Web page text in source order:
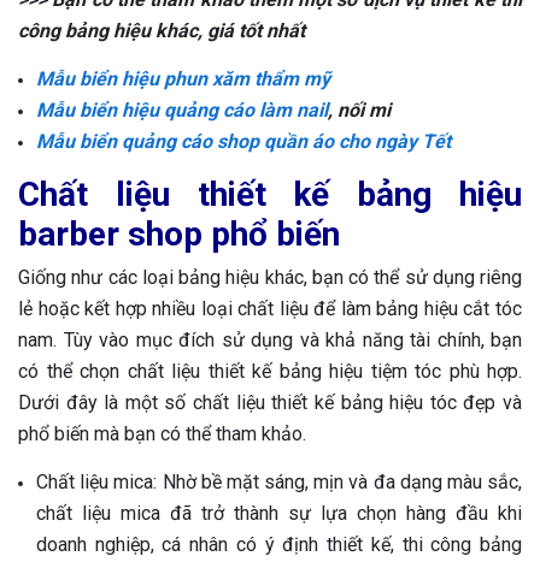
công bảng hiệu khác, giá tốt nhất
Mẫu biển hiệu phun xăm thẩm mỹ
Mẫu biển hiệu quảng cáo làm nail, nối mi
Mẫu biển quảng cáo shop quần áo cho ngày Tết
Chất liệu thiết kế bảng hiệu
barber shop phổ biến
Giống như các loại bảng hiệu khác, bạn có thể sử dụng riêng
lẻ hoặc kết hợp nhiều loại chất liệu để làm bảng hiệu cắt tóc
nam. Tùy vào mục đích sử dụng và khả năng tài chính, bạn
có thể chọn chất liệu thiết kế bảng hiệu tiệm tóc phù hợp.
Dưới đây là một số chất liệu thiết kế bảng hiệu tóc đẹp và
phổ biến mà bạn có thể tham khảo.
Chất liệu mica: Nhờ bề mặt sáng, mịn và đa dạng màu sắc,
chất liệu mica đã trở thành sự lựa chọn hàng đầu khi
doanh nghiệp, cá nhân có ý định thiết kế, thi công bảng